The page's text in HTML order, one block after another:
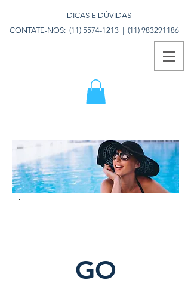
DICAS E DÚVIDAS
CONTATE-NOS: (11) 5574-1213 (11) 983291186
GO